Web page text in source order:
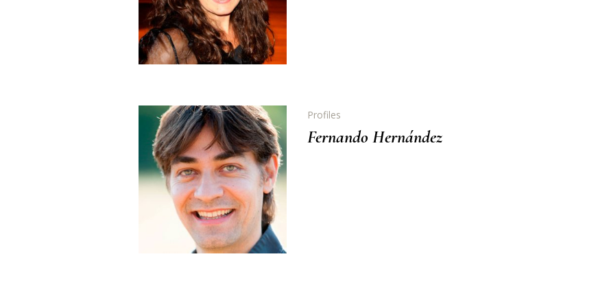
Profiles
Fernando Hernández